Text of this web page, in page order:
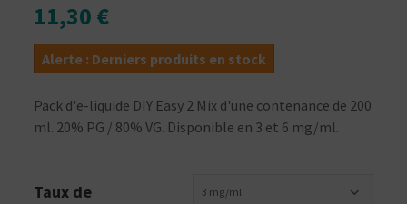
11,30 €
Alerte : Derniers produits en stock
Pack d'e-liquide DIY Easy 2 Mix d'une contenance de 200
ml. 20% PG / 80% VG. Disponible en 3 et 6 mg/ml.
Taux de
3 mg/ml